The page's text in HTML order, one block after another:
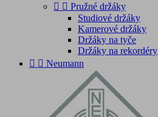
  Pružné držáky
Studiové držáky
Kamerové držáky
Držáky na tyče
Držáky na rekordéry
  Neumann